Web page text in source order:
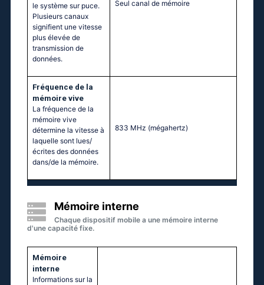
le système sur puce.
Plusieurs canaux
signifient une vitesse
plus élevée de
transmission de
données.
Seul canal de mémoire
Fréquence de la
mémoire vive
La fréquence de la
mémoire vive
détermine la vitesse à
laquelle sont lues/
écrites des données
dans/de la mémoire.
833 MHz (mégahertz)
Mémoire interne
Chaque dispositif mobile a une mémoire interne
d'une capacité fixe.
Mémoire
interne
Informations sur la